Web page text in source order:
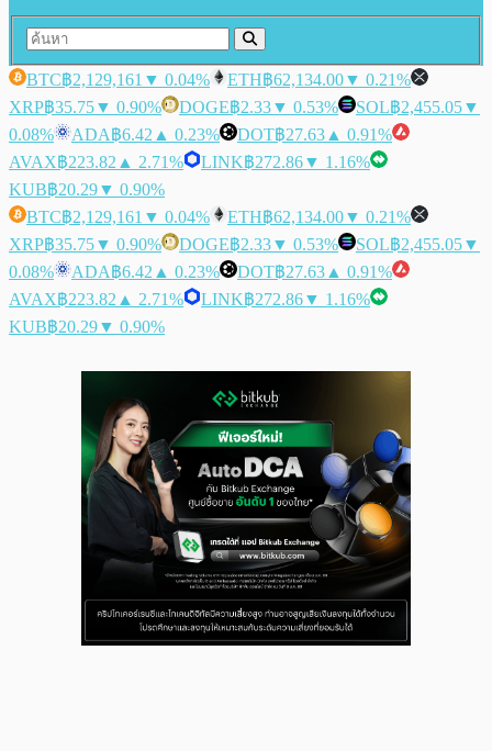
BTC฿2,129,161 ▼ 0.04% ETH฿62,134.00▼ 0.21%
XRP฿35.75▼ 0.90% DOGE฿2.33▼ 0.53% SOL฿2,455.05▼
0.08%
ADA฿6.42 ▲ 0.23% DOT฿27.63 ▲ 0.91%
AVAX฿223.82 ▲ 2.71% LINK฿272.86▼ 1.16%
KUB฿20.29▼ 0.90%
BTC฿2,129,161 ▼ 0.04% ETH฿62,134.00▼ 0.21%
XRP฿35.75▼ 0.90% DOGE฿2.33▼ 0.53% SOL฿2,455.05▼
0.08%
ADA฿6.42 ▲ 0.23% DOT฿27.63 ▲ 0.91%
AVAX฿223.82 ▲ 2.71% LINK฿272.86▼ 1.16%
KUB฿20.29▼ 0.90%